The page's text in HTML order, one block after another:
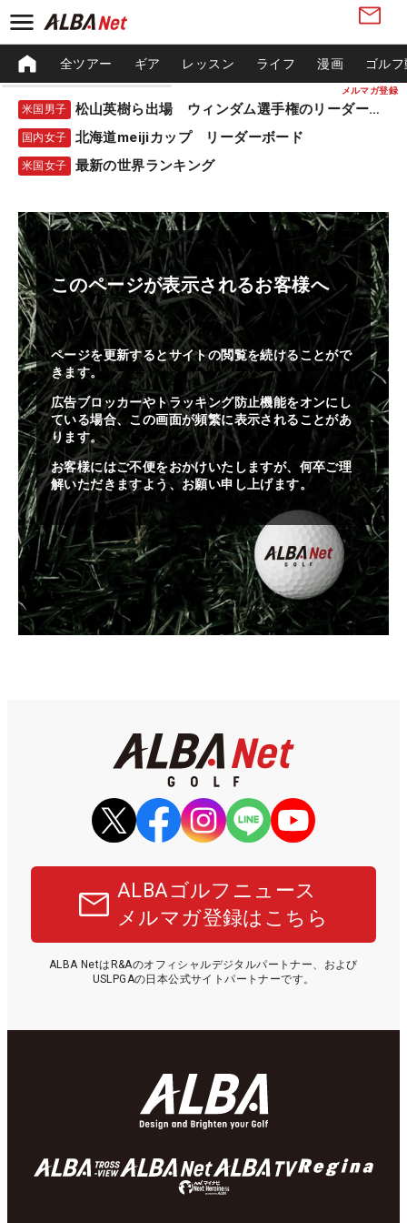
メルマガ登録
全ツアー ギア レッスン ライフ 漫画 ゴル
米国男子 松山英樹ら出場 ウィンダム選手権のリーダーボード
国内女子 北海道meijiカップ リーダーボード
米国女子 最新の世界ランキング
このページが表示されるお客様へ
ページを更新するとサイトの閲覧を続けることがで
きます。
広告ブロッカーやトラッキング防止機能をオンにし
ている場合、この画面が頻繁に表示されることがあ
ります。
お客様にはご不便をおかけいたしますが、何卒ご理
解いただきますよう、お願い申し上げます。
ALBAゴルフニュース
メルマガ登録はこちら
ALBA NetはR&Aのオフィシャルデジタルパートナー、および
USLPGAの日本公式サイトパートナーです。